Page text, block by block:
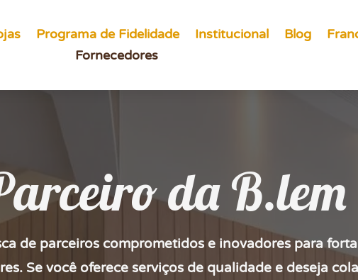
Programa de Fidelidade Institucional Blog
Fornecedores
da B.lem
de parceiros comprometidos e inovadores para
Se você oferece serviços de qualidade e deseja